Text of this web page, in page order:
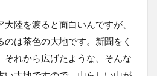
陸を渡ると面白いんですが、
は茶色の大地です。新聞をく
それから広げたような、そんな